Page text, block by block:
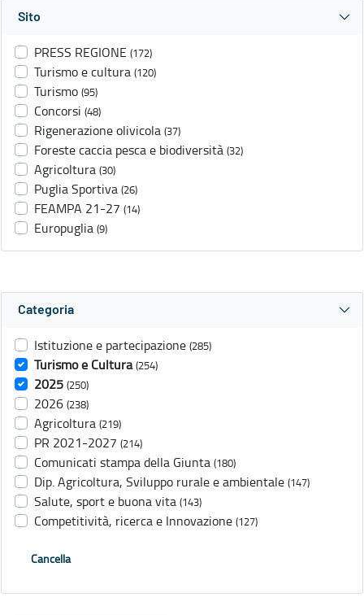
Sito
PRESS REGIONE (172)
Turismo e cultura (120)
Turismo (95)
Concorsi (48)
Rigenerazione olivicola (37)
Foreste caccia pesca e biodiversità (32)
Agricoltura (30)
Puglia Sportiva (26)
FEAMPA 21-27 (14)
Europuglia (9)
Categoria
Istituzione e partecipazione (285)
Turismo e Cultura (254)
2025 (250)
2026 (238)
Agricoltura (219)
PR 2021-2027 (214)
Comunicati stampa della Giunta (180)
Dip. Agricoltura, Sviluppo rurale e ambientale (147)
Salute, sport e buona vita (143)
Competitività, ricerca e Innovazione (127)
Cancella